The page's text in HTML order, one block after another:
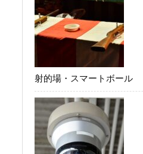
射的場・スマートボール